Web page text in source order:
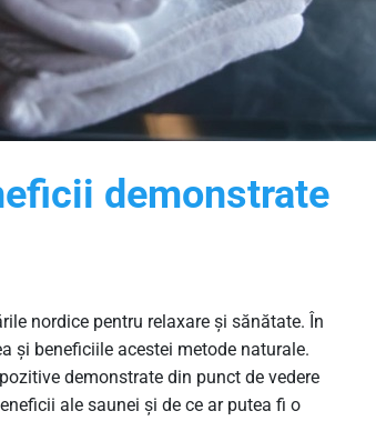
demonstrate
nordice pentru relaxare și sănătate. În
și beneficiile acestei metode naturale.
demonstrate din punct de vedere
ale saunei și de ce ar putea fi o